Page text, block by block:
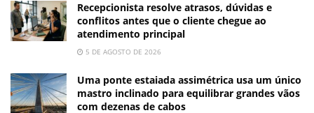
Recepcionista resolve atrasos, dúvidas e
conflitos antes que o cliente chegue ao
atendimento principal
5 DE AGOSTO DE 2026
Uma ponte estaiada assimétrica usa um único
mastro inclinado para equilibrar grandes vãos
com dezenas de cabos